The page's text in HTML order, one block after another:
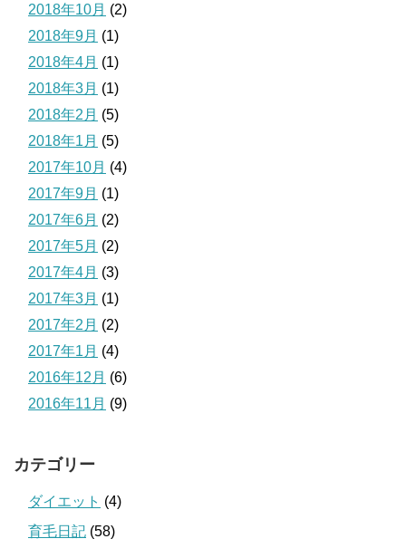
2018年10月 (2)
2018年9月 (1)
2018年4月 (1)
2018年3月 (1)
2018年2月 (5)
2018年1月 (5)
2017年10月 (4)
2017年9月 (1)
2017年6月 (2)
2017年5月 (2)
2017年4月 (3)
2017年3月 (1)
2017年2月 (2)
2017年1月 (4)
2016年12月 (6)
2016年11月 (9)
カテゴリー
ダイエット (4)
育毛日記 (58)